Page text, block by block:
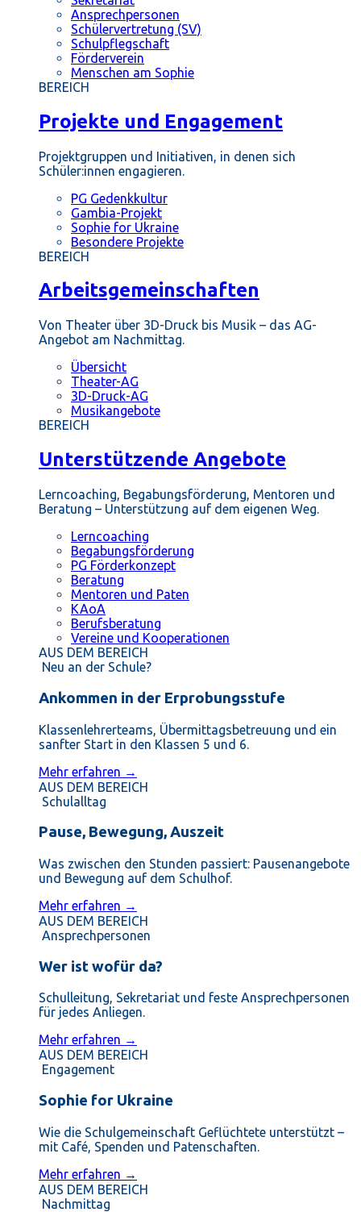
Ansprechpersonen
Schülervertretung (SV)
Schulpflegschaft
Förderverein
Menschen am Sophie
BEREICH
Projekte und Engagement
Projektgruppen und Initiativen, in denen sich
Schüler:innen engagieren.
PG Gedenkkultur
Gambia-Projekt
Sophie for Ukraine
Besondere Projekte
BEREICH
Arbeitsgemeinschaften
Von Theater über 3D-Druck bis Musik – das AG-
Angebot am Nachmittag.
Übersicht
Theater-AG
3D-Druck-AG
Musikangebote
BEREICH
Unterstützende Angebote
Lerncoaching, Begabungsförderung, Mentoren und
Beratung – Unterstützung auf dem eigenen Weg.
Lerncoaching
Begabungsförderung
PG Förderkonzept
Beratung
Mentoren und Paten
KAoA
Berufsberatung
Vereine und Kooperationen
AUS DEM BEREICH
Neu an der Schule?
Ankommen in der Erprobungsstufe
Klassenlehrerteams, Übermittagsbetreuung und ein
sanfter Start in den Klassen 5 und 6.
Mehr erfahren →
AUS DEM BEREICH
Schulalltag
Pause, Bewegung, Auszeit
Was zwischen den Stunden passiert: Pausenangebote
und Bewegung auf dem Schulhof.
Mehr erfahren →
AUS DEM BEREICH
Ansprechpersonen
Wer ist wofür da?
Schulleitung, Sekretariat und feste Ansprechpersonen
für jedes Anliegen.
Mehr erfahren →
AUS DEM BEREICH
Engagement
Sophie for Ukraine
Wie die Schulgemeinschaft Geflüchtete unterstützt –
mit Café, Spenden und Patenschaften.
Mehr erfahren →
AUS DEM BEREICH
Nachmittag